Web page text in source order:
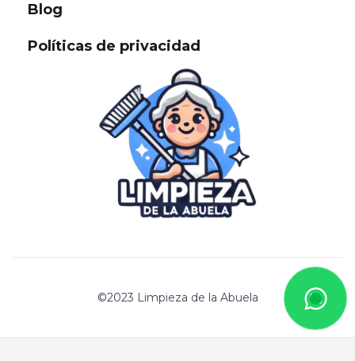
Blog
Políticas de privacidad
©2023 Limpieza de la Abuela